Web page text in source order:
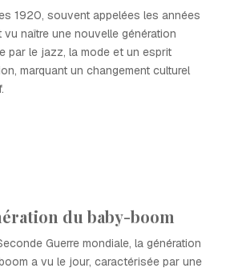
1920, souvent appelées les années
vu naître une nouvelle génération
par le jazz, la mode et un esprit
marquant un changement culturel
du baby-boom
Guerre mondiale, la génération
a vu le jour, caractérisée par une